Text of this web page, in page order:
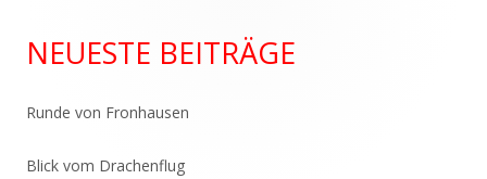
Seitenleiste
NEUESTE BEITRÄGE
Runde von Fronhausen
Blick vom Drachenflug